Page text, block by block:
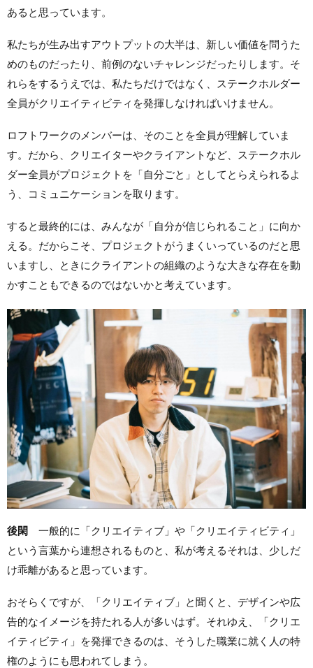
あると思っています。
私たちが生み出すアウトプットの大半は、新しい価値を問うた
めのものだったり、前例のないチャレンジだったりします。そ
れらをするうえでは、私たちだけではなく、ステークホルダー
全員がクリエイティビティを発揮しなければいけません。
ロフトワークのメンバーは、そのことを全員が理解していま
す。だから、クリエイターやクライアントなど、ステークホル
ダー全員がプロジェクトを「自分ごと」としてとらえられるよ
う、コミュニケーションを取ります。
すると最終的には、みんなが「自分が信じられること」に向か
える。だからこそ、プロジェクトがうまくいっているのだと思
いますし、ときにクライアントの組織のような大きな存在を動
かすこともできるのではないかと考えています。
後閑 一般的に「クリエイティブ」や「クリエイティビティ」
という言葉から連想されるものと、私が考えるそれは、少しだ
け乖離があると思っています。
おそらくですが、「クリエイティブ」と聞くと、デザインや広
告的なイメージを持たれる人が多いはず。それゆえ、「クリエ
イティビティ」を発揮できるのは、そうした職業に就く人の特
権のようにも思われてしまう。